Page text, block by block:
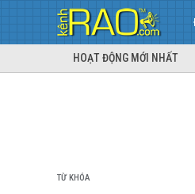
HOẠT ĐỘNG MỚI NHẤT
TỪ KHÓA